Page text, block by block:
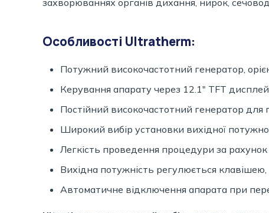
захворюваннях органів дихання, нирок,
Особливості Ultratherm:
Потужний високочастотний генератор,
Керування апарату через 12.1″ TFT
Постійний високочастотний генератор для
Широкий вибір установки вихідної
Легкість проведення процедури за
Вихідна потужність регулюється
Автоматичне відключення апарата при